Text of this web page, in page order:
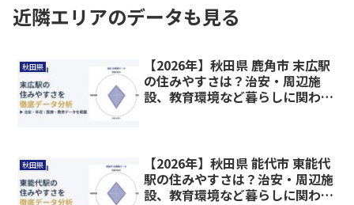
近隣エリアのデータも見る
秋田県
【2026年】秋田県 鹿角市 末広駅
の住みやすさは？治安・周辺施
設、教育環境など暮らしに関わる
秋田県
【2026年】秋田県 能代市 東能代
駅の住みやすさは？治安・周辺施
設、教育環境など暮らしに関わる